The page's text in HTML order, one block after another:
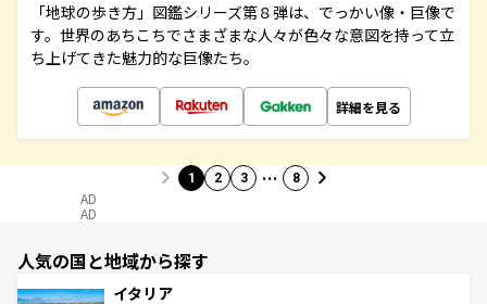
「地球の歩き方」図鑑シリーズ第８弾は、でっかい像・巨像で
す。世界のあちこちでさまざまな人々が色々な意図を持って立
ち上げてきた魅力的な巨像たち。
詳細を見る
1 2 3 … 8
AD
AD
人気の国と地域から探す
イタリア